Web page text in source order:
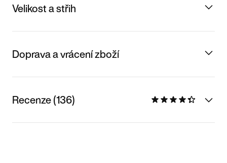
Velikost a střih
Doprava a vrácení zboží
Recenze (136)